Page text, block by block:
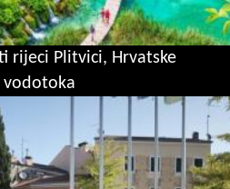
rijeci Plitvici, Hrvatske
vodotoka